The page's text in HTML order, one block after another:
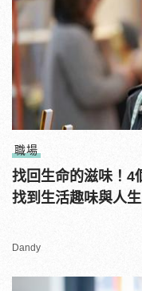
職場
找回生命的滋味！4
找到生活趣味與人生
Dandy